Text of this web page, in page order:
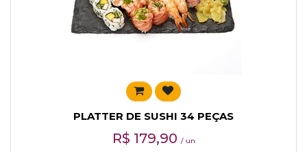
PLATTER DE SUSHI 34 PEÇAS
R$ 179,90 / un